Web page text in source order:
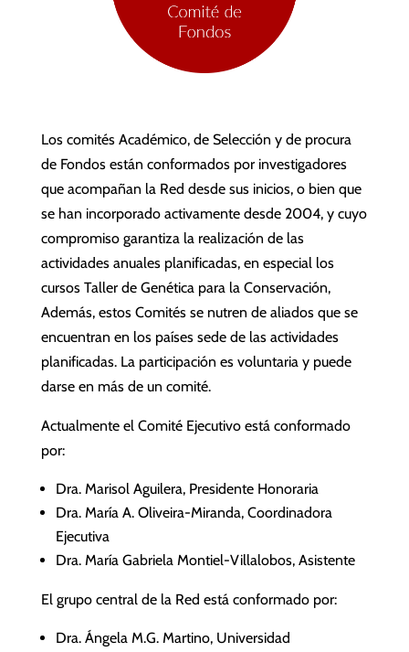
Los comités Académico, de Selección y de procura
de Fondos están conformados por investigadores
que acompañan la Red desde sus inicios, o bien que
se han incorporado activamente desde 2004, y cuyo
compromiso garantiza la realización de las
actividades anuales planificadas, en especial los
cursos Taller de Genética para la Conservación,
Además, estos Comités se nutren de aliados que se
encuentran en los países sede de las actividades
planificadas. La participación es voluntaria y puede
darse en más de un comité.
Actualmente el Comité Ejecutivo está conformado
por:
Dra. Marisol Aguilera, Presidente Honoraria
Dra. María A. Oliveira-Miranda, Coordinadora
Ejecutiva
Dra. María Gabriela Montiel-Villalobos, Asistente
El grupo central de la Red está conformado por:
Dra. Ángela M.G. Martino, Universidad